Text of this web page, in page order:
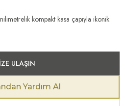
kompakt kasa çapıyla ikonik
ULAŞIN
Yardım Al